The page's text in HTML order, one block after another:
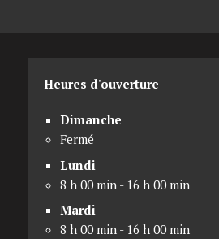
Heures d'ouverture
Dimanche
Fermé
Lundi
8 h 00 min - 16 h 00 min
Mardi
8 h 00 min - 16 h 00 min